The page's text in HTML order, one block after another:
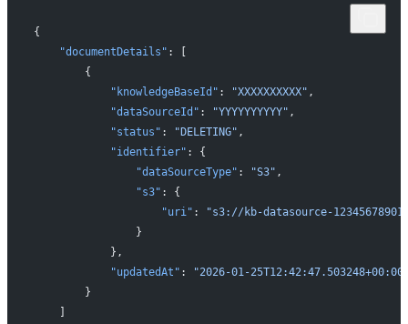
{
    "documentDetails"
: [
        {
            "knowledgeBaseId"
: "XXXXXXXXXX" ,
            "dataSourceId"
: "YYYYYYYYYY" ,
            "status"
: "DELETING" ,
            "identifier"
: {
                "dataSourceType"
: "S3" ,
                "s3"
: {
                    "uri"
:
"s3://kb-datasource-
                }
            },
            "updatedAt"
:
"2026-01-
        }